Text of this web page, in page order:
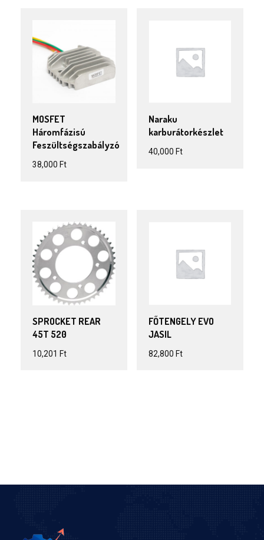
MOSFET
Háromfázisú
Feszültségszabályzó
38,000 Ft
Naraku
karburátorkészlet
40,000 Ft
SPROCKET REAR
45T 520
10,201 Ft
FŐTENGELY EVO
JASIL
82,800 Ft